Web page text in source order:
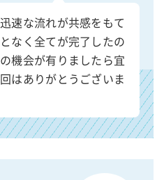
速な流れが共感をもて
なく全てが完了したの
機会が有りましたら宜
はありがとうございま